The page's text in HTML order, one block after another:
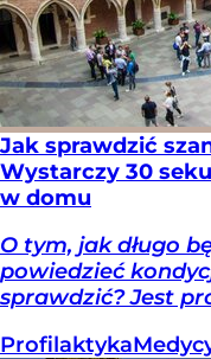
Jak sprawdzić
Wystarczy 30
w domu
O tym, jak długo
powiedzieć
sprawdzić? Jest
Profilaktyka